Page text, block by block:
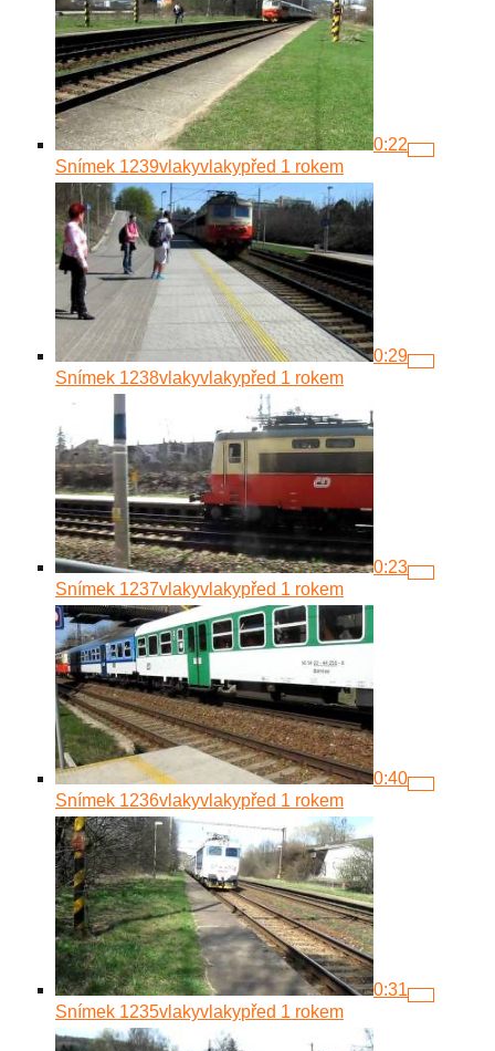
0:22
Snímek 1239vlakyvlakypřed 1 rokem
0:29
Snímek 1238vlakyvlakypřed 1 rokem
0:23
Snímek 1237vlakyvlakypřed 1 rokem
0:40
Snímek 1236vlakyvlakypřed 1 rokem
0:31
Snímek 1235vlakyvlakypřed 1 rokem